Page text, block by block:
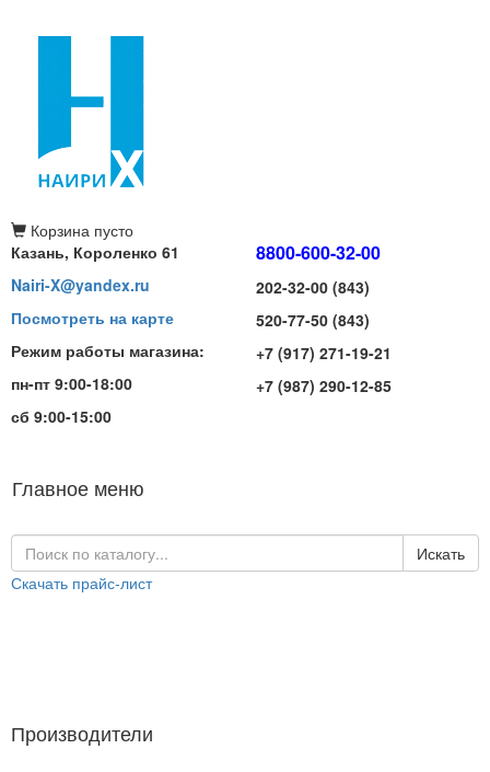
Корзина пусто
Казань, Короленко 61
Nairi-X@yandex.ru
Посмотреть на карте
Режим работы магазина:
пн-пт 9:00-18:00
сб 9:00-15:00
8800-600-32-00
202-32-00 (843)
520-77-50 (843)
+7 (917) 271-19-21
+7 (987) 290-12-85
Главное меню
Искать
Скачать прайс-лист
Производители